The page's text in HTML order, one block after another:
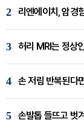
2 리엔에이치, 암경
3 허리 MRI는 정상
4
5 손발톱 들뜨고 벗